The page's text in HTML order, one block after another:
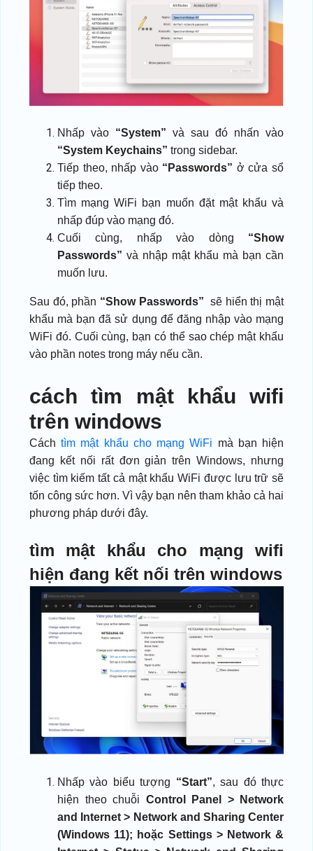
Nhấp vào “System” và sau đó nhấn vào
“System Keychains” trong sidebar.
Tiếp theo, nhấp vào “Passwords” ở cửa sổ
tiếp theo.
Tìm mạng WiFi bạn muốn đặt mật khẩu và
nhấp đúp vào mạng đó.
Cuối cùng, nhấp vào dòng “Show
Passwords” và nhập mật khẩu mà bạn cần
muốn lưu.
Sau đó, phần “Show Passwords” sẽ hiển thị mật
khẩu mà bạn đã sử dụng để đăng nhập vào mạng
WiFi đó. Cuối cùng, bạn có thể sao chép mật khẩu
vào phần notes trong máy nếu cần.
cách tìm mật khẩu wifi
trên windows
Cáchtìm mật khẩu cho mạng WiFi mà bạn hiện
đang kết nối rất đơn giản trên Windows, nhưng
việc tìm kiếm tất cả mật khẩu WiFi được lưu trữ sẽ
tốn công sức hơn. Vì vậy bạn nên tham khảo cả hai
phương pháp dưới đây.
tìm mật khẩu cho mạng wifi
hiện đang kết nối trên windows
Nhấp vào biểu tượng “Start”, sau đó thực
hiện theo chuỗi Control Panel > Network
and Internet > Network and Sharing Center
(Windows 11); hoặc Settings > Network &